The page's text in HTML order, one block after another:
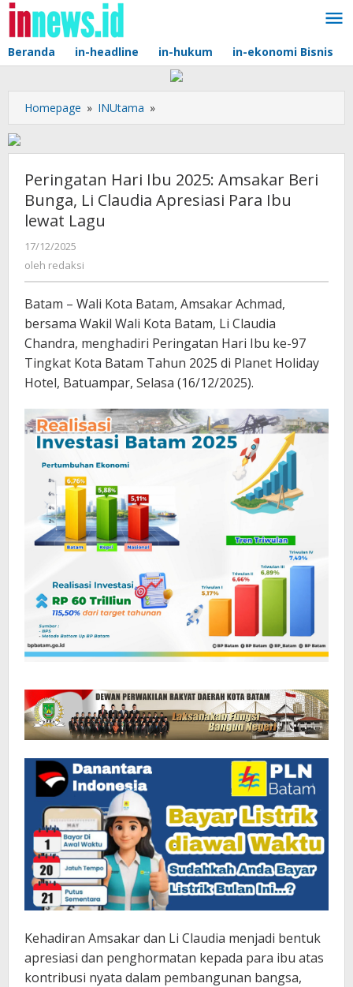
Lewati
konten
Beranda in-headline in-hukum in-ekonomi Bisnis
Homepage » INUtama »
Hari
2025:
Amsakar
Beri
Bunga,
lewat
Lagu
Peringatan Hari Ibu 2025: Amsakar Beri
Bunga, Li Claudia Apresiasi Para Ibu
lewat Lagu
17/12/2025
redaksi
oleh redaksi
Batam – Wali Kota Batam, Amsakar Achmad,
bersama Wakil Wali Kota Batam, Li Claudia
Chandra, menghadiri Peringatan Hari Ibu ke-97
Tingkat Kota Batam Tahun 2025 di Planet Holiday
Hotel, Batuampar, Selasa (16/12/2025).
Kehadiran Amsakar dan Li Claudia menjadi bentuk
apresiasi dan penghormatan kepada para ibu atas
kontribusi nyata dalam pembangunan bangsa,